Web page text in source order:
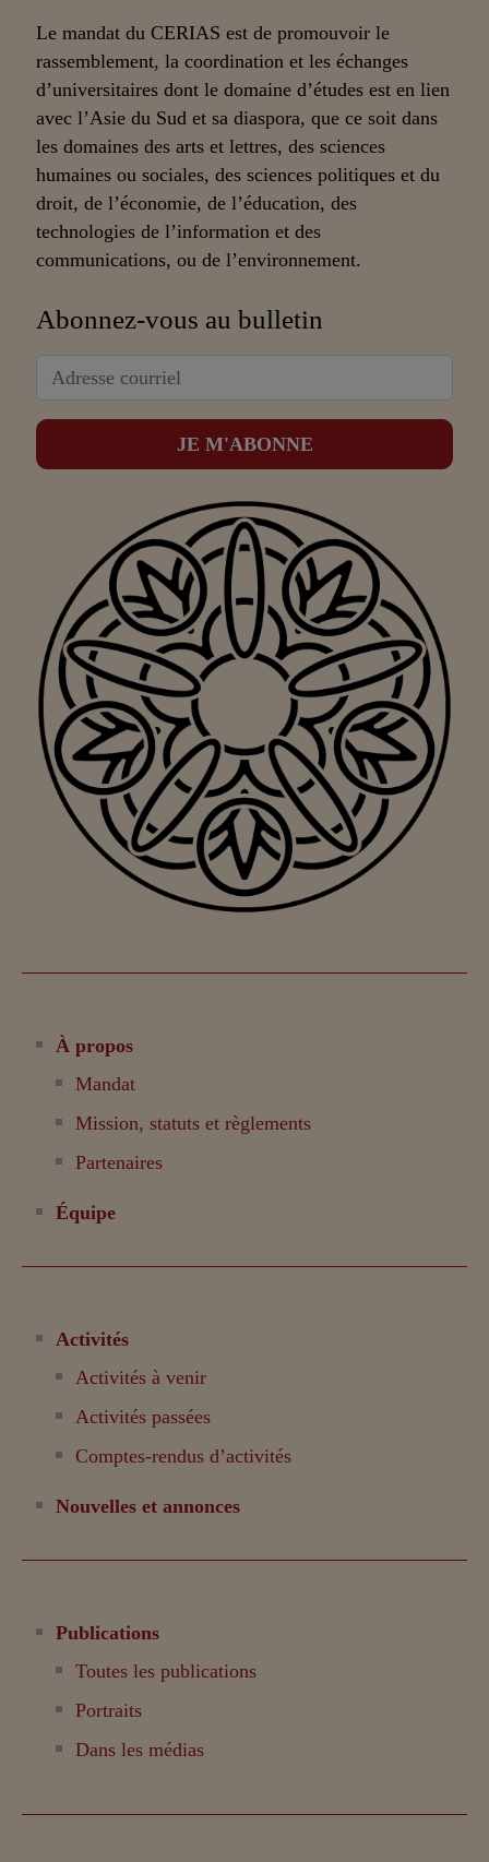
Le mandat du CERIAS est de promouvoir le
rassemblement, la coordination et les échanges
d’universitaires dont le domaine d’études est en lien
avec l’Asie du Sud et sa diaspora, que ce soit dans
les domaines des arts et lettres, des sciences
humaines ou sociales, des sciences politiques et du
droit, de l’économie, de l’éducation, des
technologies de l’information et des
communications, ou de l’environnement.
Abonnez-vous au bulletin
À propos
Mandat
Mission, statuts et règlements
Partenaires
Équipe
Activités
Activités à venir
Activités passées
Comptes-rendus d’activités
Nouvelles et annonces
Publications
Toutes les publications
Portraits
Dans les médias